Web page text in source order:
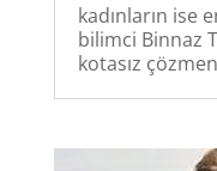
kadınların ise
bilimci Binnaz
kotasız